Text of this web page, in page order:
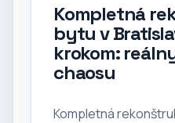
Kompletná
bytu v
krokom:
chaosu
Kompletná